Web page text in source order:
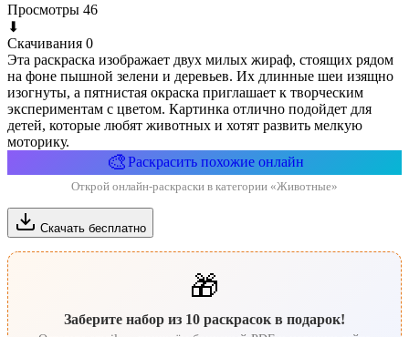
Просмотры 46
⬇
Скачивания 0
Эта раскраска изображает двух милых жираф, стоящих рядом
на фоне пышной зелени и деревьев. Их длинные шеи изящно
изогнуты, а пятнистая окраска приглашает к творческим
экспериментам с цветом. Картинка отлично подойдет для
детей, которые любят животных и хотят развить мелкую
моторику.
🎨Раскрасить похожие онлайн
Открой онлайн-раскраски в категории «Животные»
Скачать бесплатно
🎁
Заберите набор из 10 раскрасок в подарок!